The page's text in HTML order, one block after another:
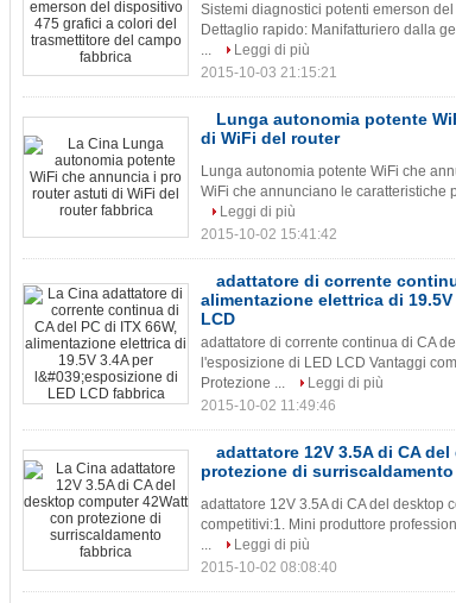
Sistemi diagnostici potenti emerson
Dettaglio rapido: Manifatturiero dalla
...
Leggi di più
2015-10-03 21:15:21
Lunga autonomia potente
di WiFi del router
Lunga autonomia potente WiFi che
WiFi che annunciano le caratteristiche
Leggi di più
2015-10-02 15:41:42
adattatore di corrente
alimentazione elettrica di
LCD
adattatore di corrente continua di CA
l'esposizione di LED LCD Vantaggi
Protezione ...
Leggi di più
2015-10-02 11:49:46
adattatore 12V 3.5A di CA
protezione di surriscaldamento
adattatore 12V 3.5A di CA del desktop
competitivi:1. Mini produttore
...
Leggi di più
2015-10-02 08:08:40